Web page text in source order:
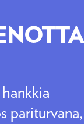
pariturvana,